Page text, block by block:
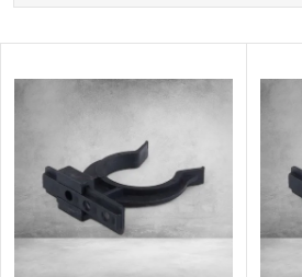
a
d
n
i
Najpredávanejšie
V
i